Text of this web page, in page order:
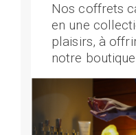
Nos coffrets
en une
plaisirs, à
notre